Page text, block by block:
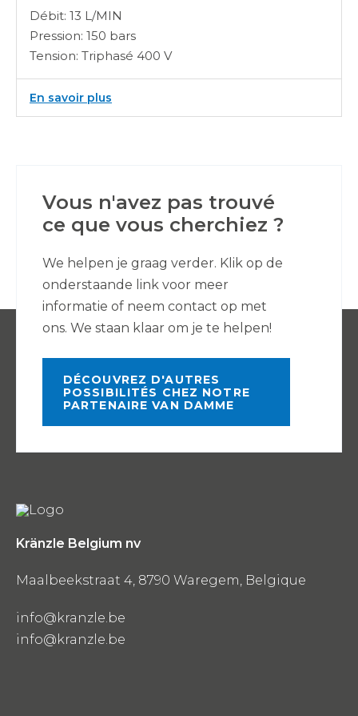
Débit: 13 L/MIN
Pression: 150 bars
Tension: Triphasé 400 V
En savoir plus
Therm
Vous n'avez pas trouvé
ce que vous cherchiez ?
We helpen je graag verder. Klik op de
onderstaande link voor meer
informatie of neem contact op met
ons. We staan klaar om je te helpen!
DÉCOUVREZ D'AUTRES
POSSIBILITÉS CHEZ NOTRE
PARTENAIRE VAN DAMME
Kränzle Belgium nv
Maalbeekstraat 4, 8790 Waregem, Belgique
info@kranzle.be
info@kranzle.be